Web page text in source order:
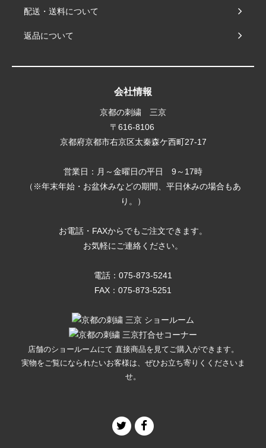
配送・送料について
返品について
会社情報
京都の刺繍 三京
〒616-8106
京都府京都市右京区太秦森ケ西町27-17
営業日：月～金曜日の平日 9～17時
（※年末年始・お盆休みなどの期間、平日休みの場合もあ
り。）
お電話・FAXからでもご注文できます。
お気軽にご連絡ください。
電話： 075-873-5241
FAX：075-873-5251
店舗のショールームにて 直接商品を見てご購入ができます。
実物をご覧になられたいお客様は、ぜひお立ち寄りくくださいま
せ。